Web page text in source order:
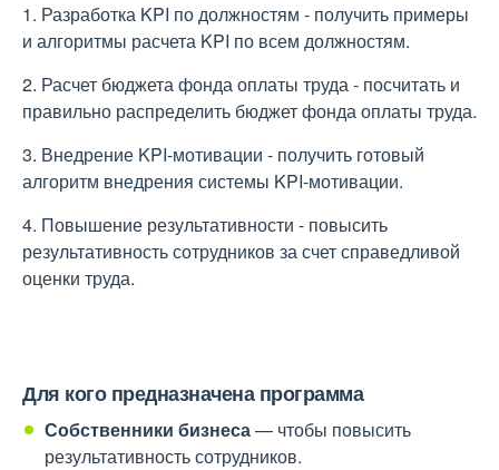
1. Разработка KPI по должностям - получить примеры
и алгоритмы расчета KPI по всем должностям.
2. Расчет бюджета фонда оплаты труда - посчитать и
правильно распределить бюджет фонда оплаты труда.
3. Внедрение KPI-мотивации - получить готовый
алгоритм внедрения системы KPI-мотивации.
4. Повышение результативности - повысить
результативность сотрудников за счет справедливой
оценки труда.
Для кого предназначена программа
Собственники бизнеса— чтобы повысить
результативность сотрудников.